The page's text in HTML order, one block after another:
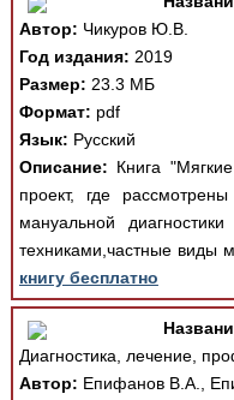
Автор: Чикуров Ю.В.
Год издания: 2019
Размер: 23.3 МБ
Формат: pdf
Язык: Русский
Описание: Книга
проект, где
мануальной
техниками,частные виды
книгу бесплатно
Диагностика, лечение,
Автор: Епифанов В.А.,